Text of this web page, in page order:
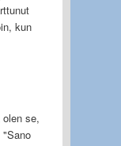
kun
se,